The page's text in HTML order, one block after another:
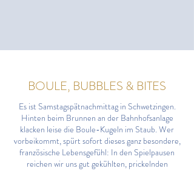
BOULE, BUBBLES & BITES
Es ist Samstagspätnachmittag in Schwetzingen.
Hinten beim Brunnen an der Bahnhofsanlage
klacken leise die Boule-Kugeln im Staub. Wer
vorbeikommt, spürt sofort dieses ganz besondere,
französische Lebensgefühl: In den Spielpausen
reichen wir uns gut gekühlten, prickelnden